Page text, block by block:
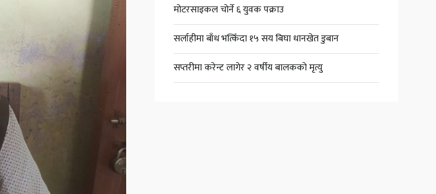
मोटरसाइकल चोर्ने ६ युवक पक्राउ
सर्लाहीमा बाँध भत्किँदा १५ सय बिघा धानखेत डुबान
सप्तरीमा करेन्ट लागेर २ वर्षीय बालकको मृत्यु